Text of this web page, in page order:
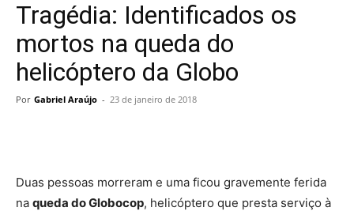
Tragédia: Identificados os
mortos na queda do
helicóptero da Globo
Por Gabriel Araújo - 23 de janeiro de 2018
Duas pessoas morreram e uma ficou gravemente ferida
na queda do Globocop, helicóptero que presta serviço à